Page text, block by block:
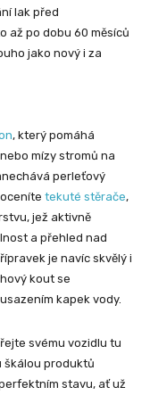
lak před
až po dobu 60 měsíců
jako nový i za
, který pomáhá
mízy stromů na
perleťový
tekuté stěrače,
jež aktivně
a přehled nad
je navíc skvělý i
kout se
kapek vody.
svému vozidlu tu
škálou produktů
stavu, ať už